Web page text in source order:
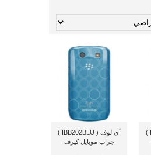
أى لوف ( IBB202BLK )
أى لوف ( IBB202BLU )
جراب موبايل كيرف